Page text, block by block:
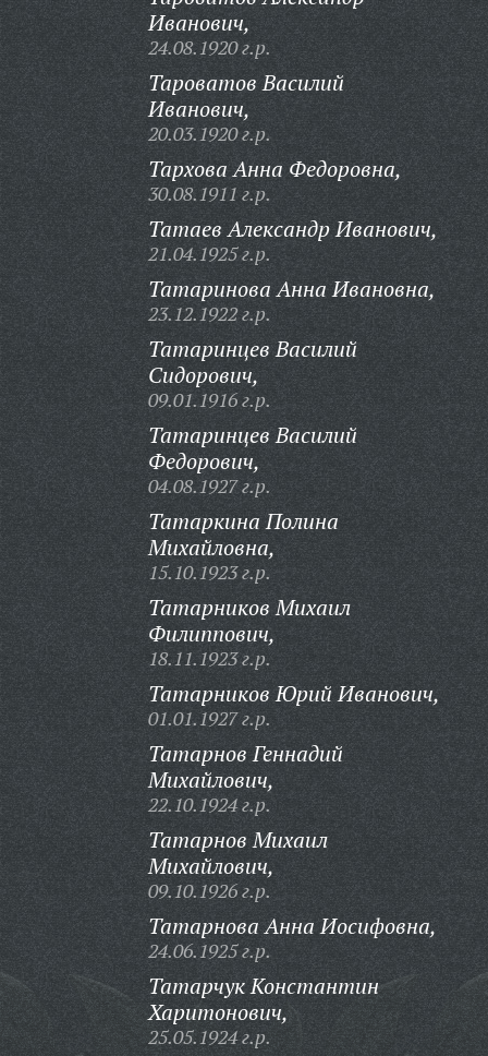
Иванович,
24.08.1920 г.р.
Тароватов Василий
Иванович,
20.03.1920 г.р.
Тархова Анна Федоровна,
30.08.1911 г.р.
Татаев Александр Иванович,
21.04.1925 г.р.
Татаринова Анна Ивановна,
23.12.1922 г.р.
Татаринцев Василий
Сидорович,
09.01.1916 г.р.
Татаринцев Василий
Федорович,
04.08.1927 г.р.
Татаркина Полина
Михайловна,
15.10.1923 г.р.
Татарников Михаил
Филиппович,
18.11.1923 г.р.
Татарников Юрий Иванович,
01.01.1927 г.р.
Татарнов Геннадий
Михайлович,
22.10.1924 г.р.
Татарнов Михаил
Михайлович,
09.10.1926 г.р.
Татарнова Анна Иосифовна,
24.06.1925 г.р.
Татарчук Константин
Харитонович,
25.05.1924 г.р.